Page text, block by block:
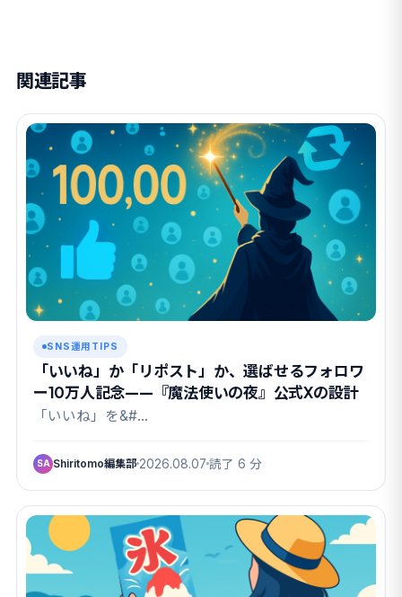
関連記事
SNS運用TIPS
「いいね」か「リポスト」か、選ばせるフォロワ
ー10万人記念——『魔法使いの夜』公式Xの設計
「いいね」を&#…
SA Shiritomo編集部 2026.08.07 読了 6 分